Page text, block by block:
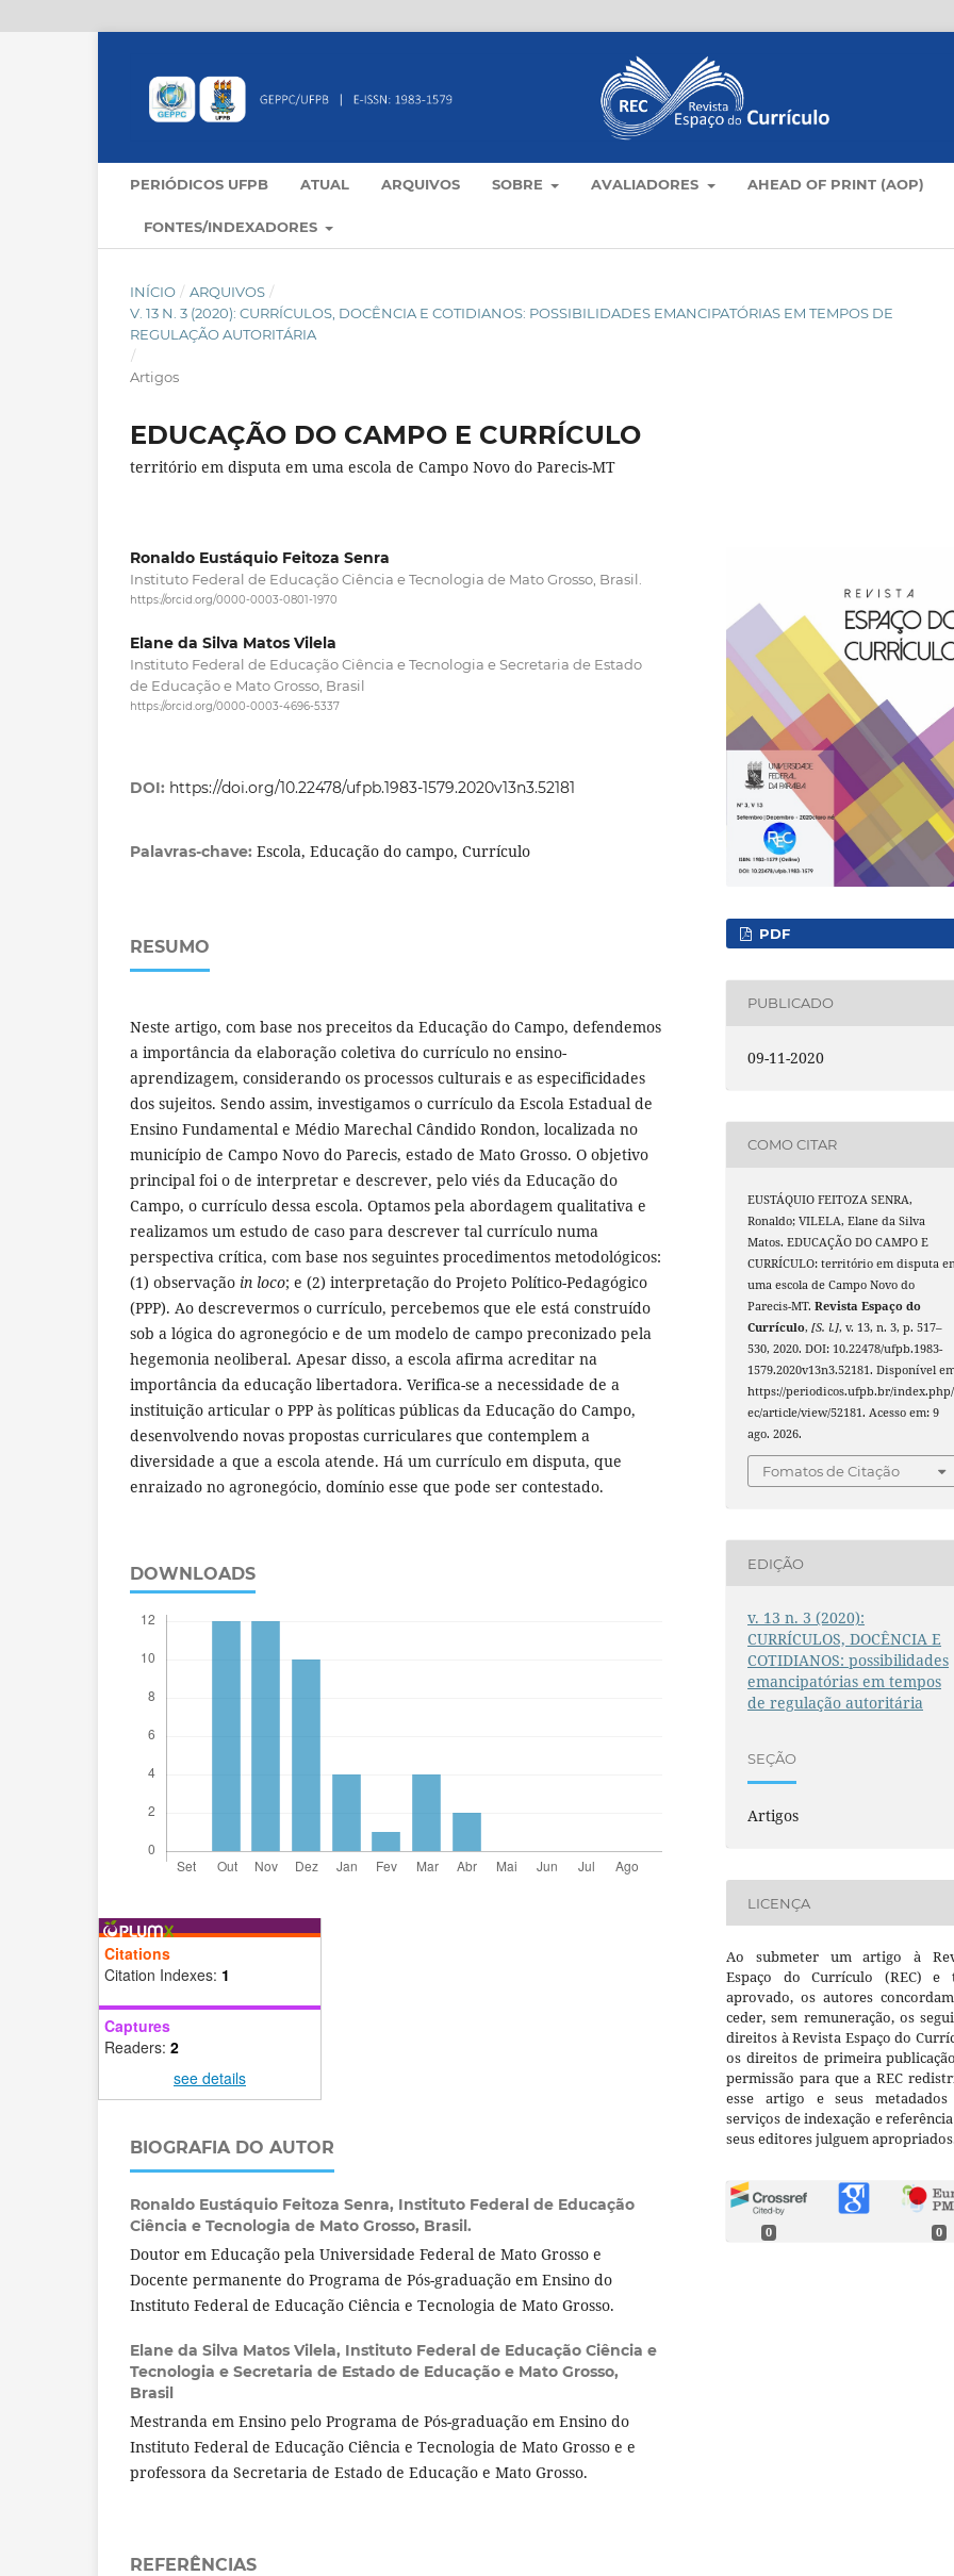
PERIÓDICOS UFPB ATUAL ARQUIVOS SOBRE AVALIADORES AHEAD OF PRINT (AOP)
FONTES/INDEXADORES
INÍCIO / ARQUIVOS /
V. 13 N. 3 (2020): CURRÍCULOS, DOCÊNCIA E COTIDIANOS: POSSIBILIDADES EMANCIPATÓRIAS EM TEMPOS DE
REGULAÇÃO AUTORITÁRIA
/
Artigos
EDUCAÇÃO DO CAMPO E CURRÍCULO
território em disputa em uma escola de Campo Novo do Parecis-MT
Ronaldo Eustáquio Feitoza Senra
Instituto Federal de Educação Ciência e Tecnologia de Mato Grosso, Brasil.
https://orcid.org/0000-0003-0801-1970
Elane da Silva Matos Vilela
Instituto Federal de Educação Ciência e Tecnologia e Secretaria de Estado
de Educação e Mato Grosso, Brasil
https://orcid.org/0000-0003-4696-5337
DOI: https://doi.org/10.22478/ufpb.1983-1579.2020v13n3.52181
Palavras-chave: Escola, Educação do campo, Currículo
RESUMO
Neste artigo, com base nos preceitos da Educação do Campo, defendemos
a importância da elaboração coletiva do currículo no ensino-
aprendizagem, considerando os processos culturais e as especificidades
dos sujeitos. Sendo assim, investigamos o currículo da Escola Estadual de
Ensino Fundamental e Médio Marechal Cândido Rondon, localizada no
município de Campo Novo do Parecis, estado de Mato Grosso. O objetivo
principal foi o de interpretar e descrever, pelo viés da Educação do
Campo, o currículo dessa escola. Optamos pela abordagem qualitativa e
realizamos um estudo de caso para descrever tal currículo numa
perspectiva crítica, com base nos seguintes procedimentos metodológicos:
(1) observação in loco; e (2) interpretação do Projeto Político-Pedagógico
(PPP). Ao descrevermos o currículo, percebemos que ele está construído
sob a lógica do agronegócio e de um modelo de campo preconizado pela
hegemonia neoliberal. Apesar disso, a escola afirma acreditar na
importância da educação libertadora. Verifica-se a necessidade de a
instituição articular o PPP às políticas públicas da Educação do Campo,
desenvolvendo novas propostas curriculares que contemplem a
diversidade a que a escola atende. Há um currículo em disputa, que
enraizado no agronegócio, domínio esse que pode ser contestado.
DOWNLOADS
Citations
Citation Indexes: 1
Captures
Readers: 2
see details
BIOGRAFIA DO AUTOR
Ronaldo Eustáquio Feitoza Senra, Instituto Federal de Educação
Ciência e Tecnologia de Mato Grosso, Brasil.
Doutor em Educação pela Universidade Federal de Mato Grosso e
Docente permanente do Programa de Pós-graduação em Ensino do
Instituto Federal de Educação Ciência e Tecnologia de Mato Grosso.
Elane da Silva Matos Vilela, Instituto Federal de Educação Ciência e
Tecnologia e Secretaria de Estado de Educação e Mato Grosso,
Brasil
Mestranda em Ensino pelo Programa de Pós-graduação em Ensino do
Instituto Federal de Educação Ciência e Tecnologia de Mato Grosso e e
professora da Secretaria de Estado de Educação e Mato Grosso.
REFERÊNCIAS
PDF
PUBLICADO
09-11-2020
COMO CITAR
EUSTÁQUIO FEITOZA SENRA,
Ronaldo; VILELA, Elane da Silva
Matos. EDUCAÇÃO DO CAMPO E
CURRÍCULO: território em disputa
uma escola de Campo Novo do
Parecis-MT.Revista Espaço do
Currículo,[S. l.], v. 13, n. 3, p. 517–
530, 2020. DOI: 10.22478/ufpb.1983-
1579.2020v13n3.52181. Disponível
https://periodicos.ufpb.br/
ec/article/view/52181. Acesso em: 9
ago. 2026.
Fomatos de Citação
EDIÇÃO
v. 13 n. 3 (2020):
CURRÍCULOS, DOCÊNCIA E
COTIDIANOS: possibilidades
emancipatórias em tempos
de regulação autoritária
SEÇÃO
Artigos
LICENÇA
Ao submeter um artigo à
Espaço do Currículo (REC) e
aprovado, os autores
ceder, sem remuneração, os
direitos à Revista Espaço do
os direitos de primeira
permissão para que a REC
esse artigo e seus metadados
serviços de indexação e
seus editores julguem
0 0